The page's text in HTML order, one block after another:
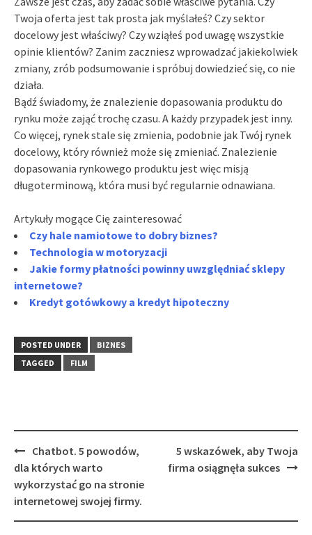
Twoja oferta jest tak prosta jak myślałeś? Czy sektor
docelowy jest właściwy? Czy wziąłeś pod uwagę wszystkie
opinie klientów? Zanim zaczniesz wprowadzać jakiekolwiek
zmiany, zrób podsumowanie i spróbuj dowiedzieć się, co nie
działa.
Bądź świadomy, że znalezienie dopasowania produktu do
rynku może zająć trochę czasu. A każdy przypadek jest inny.
Co więcej, rynek stale się zmienia, podobnie jak Twój rynek
docelowy, który również może się zmieniać. Znalezienie
dopasowania rynkowego produktu jest więc misją
długoterminową, która musi być regularnie odnawiana.
Artykuły mogące Cię zainteresować
Czy hale namiotowe to dobry biznes?
Technologia w motoryzacji
Jakie formy płatności powinny uwzględniać sklepy
internetowe?
Kredyt gotówkowy a kredyt hipoteczny
POSTED UNDER
BIZNES
TAGGED
FILM
Post
navigation
Chatbot. 5 powodów,
dla których warto
wykorzystać go na stronie
internetowej swojej firmy.
5 wskazówek, aby Twoja
firma osiągnęła sukces